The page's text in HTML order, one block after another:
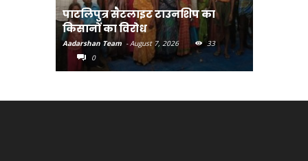
पाटलिपुत्र सैटलाइट टाउनशिप का
किसानों का विरोध
Aadarshan Team - August 7, 2026
33
0